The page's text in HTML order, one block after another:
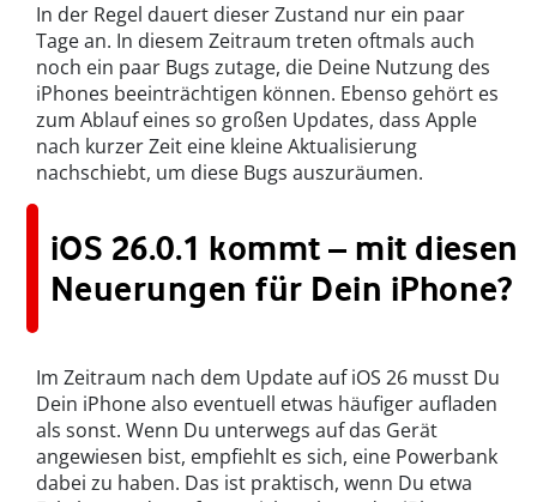
In der Regel dauert dieser Zustand nur ein paar
Tage an. In diesem Zeitraum treten oftmals auch
noch ein paar Bugs zutage, die Deine Nutzung des
iPhones beeinträchtigen können. Ebenso gehört es
zum Ablauf eines so großen Updates, dass Apple
nach kurzer Zeit eine kleine Aktualisierung
nachschiebt, um diese Bugs auszuräumen.
iOS 26.0.1 kommt – mit diesen
Neuerungen für Dein iPhone?
Im Zeitraum nach dem Update auf iOS 26 musst Du
Dein iPhone also eventuell etwas häufiger aufladen
als sonst. Wenn Du unterwegs auf das Gerät
angewiesen bist, empfiehlt es sich, eine Powerbank
dabei zu haben. Das ist praktisch, wenn Du etwa